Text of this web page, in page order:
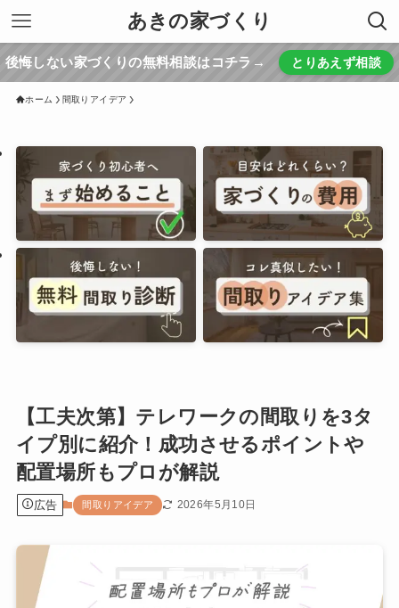
あきの家づくり
後悔しない家づくりの無料相談はコチラ→ とりあえず相談
ホーム 間取りアイデア
【工夫次第】テレワークの間取りを3タ
イプ別に紹介！成功させるポイントや
配置場所もプロが解説
広告 間取りアイデア 2026年5月10日